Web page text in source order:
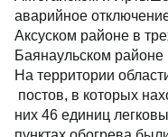
аварийное
Аксуском районе в
Баянаульском районе
На территории
постов, в которых
них 46 единиц